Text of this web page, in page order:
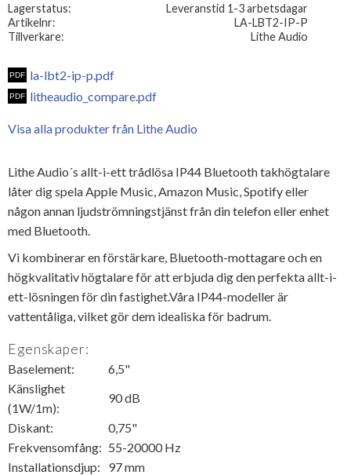
Lagerstatus
Leveranstid 1-3 arbetsdagar
Artikelnr
LA-LBT2-IP-P
Tillverkare
Lithe Audio
la-lbt2-ip-p.pdf
litheaudio_compare.pdf
Visa alla produkter från Lithe Audio
Lithe Audio´s allt-i-ett trådlösa IP44 Bluetooth takhögtalare
låter dig spela Apple Music, Amazon Music, Spotify eller
någon annan ljudströmningstjänst från din telefon eller enhet
med Bluetooth.
Vi kombinerar en förstärkare, Bluetooth-mottagare och en
högkvalitativ högtalare för att erbjuda dig den perfekta allt-i-
ett-lösningen för din fastighet.Våra IP44-modeller är
vattentåliga, vilket gör dem idealiska för badrum.
Egenskaper:
Baselement:
6,5"
Känslighet
(1W/1m):
90 dB
Diskant:
0,75"
Frekvensomfång: 55-20000 Hz
Installationsdjup:
97 mm